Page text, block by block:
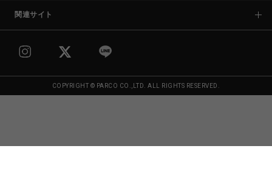
関連サイト
COPYRIGHT © PARCO CO.,LTD. ALL RIGHTS RESERVED.